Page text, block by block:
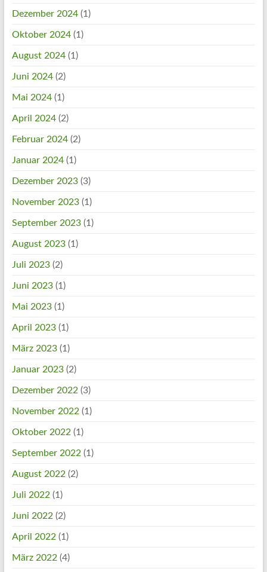
Dezember 2024(1)
Oktober 2024(1)
August 2024(1)
Juni 2024(2)
Mai 2024(1)
April 2024(2)
Februar 2024(2)
Januar 2024(1)
Dezember 2023(3)
November 2023(1)
September 2023(1)
August 2023(1)
Juli 2023(2)
Juni 2023(1)
Mai 2023(1)
April 2023(1)
März 2023(1)
Januar 2023(2)
Dezember 2022(3)
November 2022(1)
Oktober 2022(1)
September 2022(1)
August 2022(2)
Juli 2022(1)
Juni 2022(2)
April 2022(1)
März 2022(4)